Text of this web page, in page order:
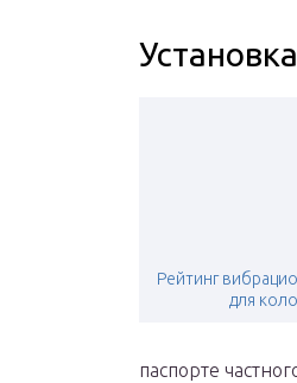
Рейтинг
для
паспорте